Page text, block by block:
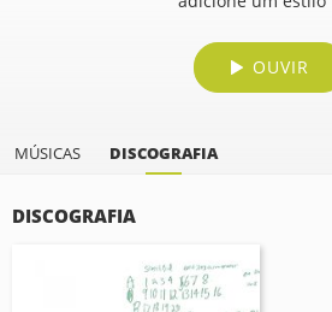
OUVIR
MÚSICAS DISCOGRAFIA
DISCOGRAFIA